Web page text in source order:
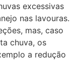
excessivas
nas lavouras.
mas, caso
chuva, os
a redução